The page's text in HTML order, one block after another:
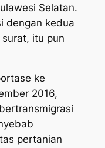
Selatan.
dengan kedua
itu pun
ke
2016,
pertanian